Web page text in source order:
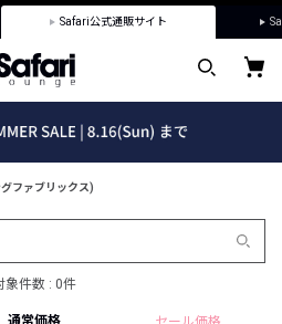
Safari公式通販サイト
ファブリックス)
象件数 : 0件
通常価格